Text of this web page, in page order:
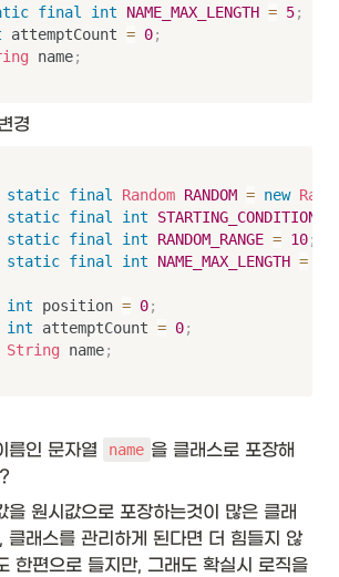
final int NAME_MAX_LENGTH = 5;
attemptCount = 0;
name;
경
static final Random RANDOM = new
static final int STARTING_CONDITION
static final int RANDOM_RANGE = 10;
static final int NAME_MAX_LENGTH =
int position = 0;
int attemptCount = 0;
String name;
름인 문자열 name 을 클래스로 포장해
을 원시값으로 포장하는것이 많은 클래
클래스를 관리하게 된다면 더 힘들지 않
한편으로 들지만, 그래도 확실시 로직을